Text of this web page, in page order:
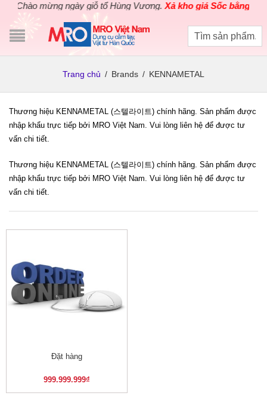
Chào mừng ngày giỗ tổ Hùng Vương.Xả kho giá Sốc bằng giá
Trang chủ / Brands / KENNAMETAL
Thương hiệu KENNAMETAL (스텔라이트) chính hãng. Sản phẩm được
nhập khẩu trực tiếp bởi MRO Việt Nam. Vui lòng liên hệ để được tư
vấn chi tiết.
Thương hiệu KENNAMETAL (스텔라이트) chính hãng. Sản phẩm được
nhập khẩu trực tiếp bởi MRO Việt Nam. Vui lòng liên hệ để được tư
vấn chi tiết.
Đặt hàng
999.999.999₫